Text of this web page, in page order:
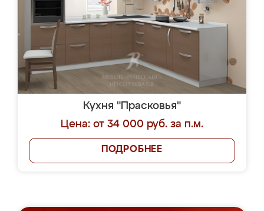
Кухня "Прасковья"
Цена: от 34 000 руб. за п.м.
ПОДРОБНЕЕ